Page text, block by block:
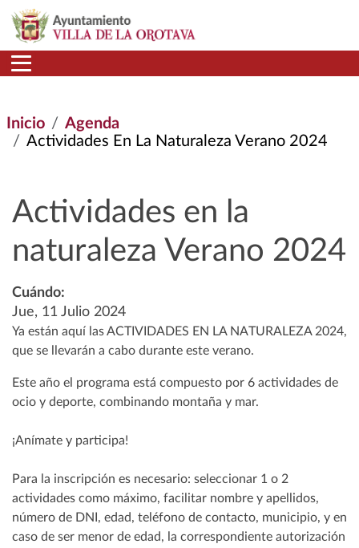
Pasar al contenido principal
Inicio
Agenda
Actividades En La Naturaleza Verano 2024
Actividades en la
naturaleza Verano 2024
Cuándo:
Jue, 11 Julio 2024
Ya están aquí las ACTIVIDADES EN LA NATURALEZA 2024,
que se llevarán a cabo durante este verano.
Este año el programa está compuesto por 6 actividades de
ocio y deporte, combinando montaña y mar.
¡Anímate y participa!
Para la inscripción es necesario: seleccionar 1 o 2
actividades como máximo, facilitar nombre y apellidos,
número de DNI, edad, teléfono de contacto, municipio, y en
caso de ser menor de edad, la correspondiente autorización